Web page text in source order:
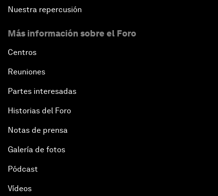
Nuestra repercusión
Más información sobre el Foro
Centros
Reuniones
Partes interesadas
Historias del Foro
Notas de prensa
Galería de fotos
Pódcast
Vídeos